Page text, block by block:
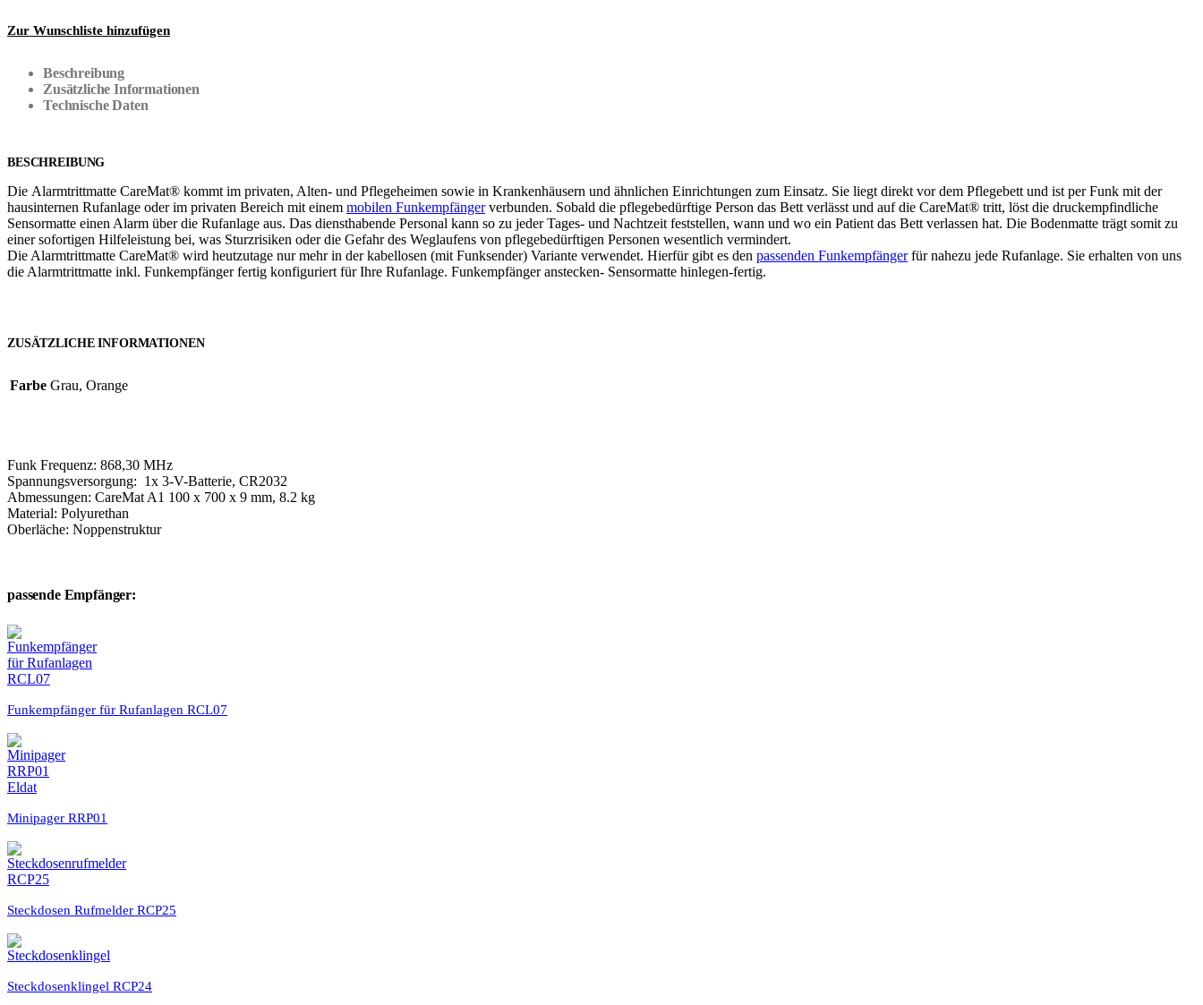
Zur Wunschliste hinzufügen
Beschreibung
Zusätzliche Informationen
Technische Daten
BESCHREIBUNG
Die Alarmtrittmatte CareMat® kommt im privaten, Alten- und Pflegeheimen sowie in Krankenhäusern und ähnlichen Einrichtungen zum Einsatz. Sie liegt direkt vor dem Pflegebett und ist per Funk mit der
hausinternen Rufanlage oder im privaten Bereich mit einem mobilen Funkempfängerverbunden. Sobald die pflegebedürftige Person das Bett verlässt und auf die CareMat® tritt, löst die druckempfindliche
Sensormatte einen Alarm über die Rufanlage aus. Das diensthabende Personal kann so zu jeder Tages- und Nachtzeit feststellen, wann und wo ein Patient das Bett verlassen hat. Die Bodenmatte trägt somit zu
einer sofortigen Hilfeleistung bei, was Sturzrisiken oder die Gefahr des Weglaufens von pflegebedürftigen Personen wesentlich vermindert.
Die Alarmtrittmatte CareMat® wird heutzutage nur mehr in der kabellosen (mit Funksender) Variante verwendet. Hierfür gibt es den passenden Funkempfängerfür nahezu jede Rufanlage. Sie erhalten von uns
die Alarmtrittmatte inkl. Funkempfänger fertig konfiguriert für Ihre Rufanlage. Funkempfänger anstecken- Sensormatte hinlegen-fertig.
ZUSÄTZLICHE INFORMATIONEN
Farbe Grau, Orange
Funk Frequenz: 868,30 MHz
Spannungsversorgung: 1x 3-V-Batterie, CR2032
Abmessungen: CareMat A1 100 x 700 x 9 mm, 8.2 kg
Material: Polyurethan
Oberläche: Noppenstruktur
passende Empfänger:
Funkempfänger für Rufanlagen RCL07
Minipager RRP01
Steckdosen Rufmelder RCP25
Steckdosenklingel RCP24